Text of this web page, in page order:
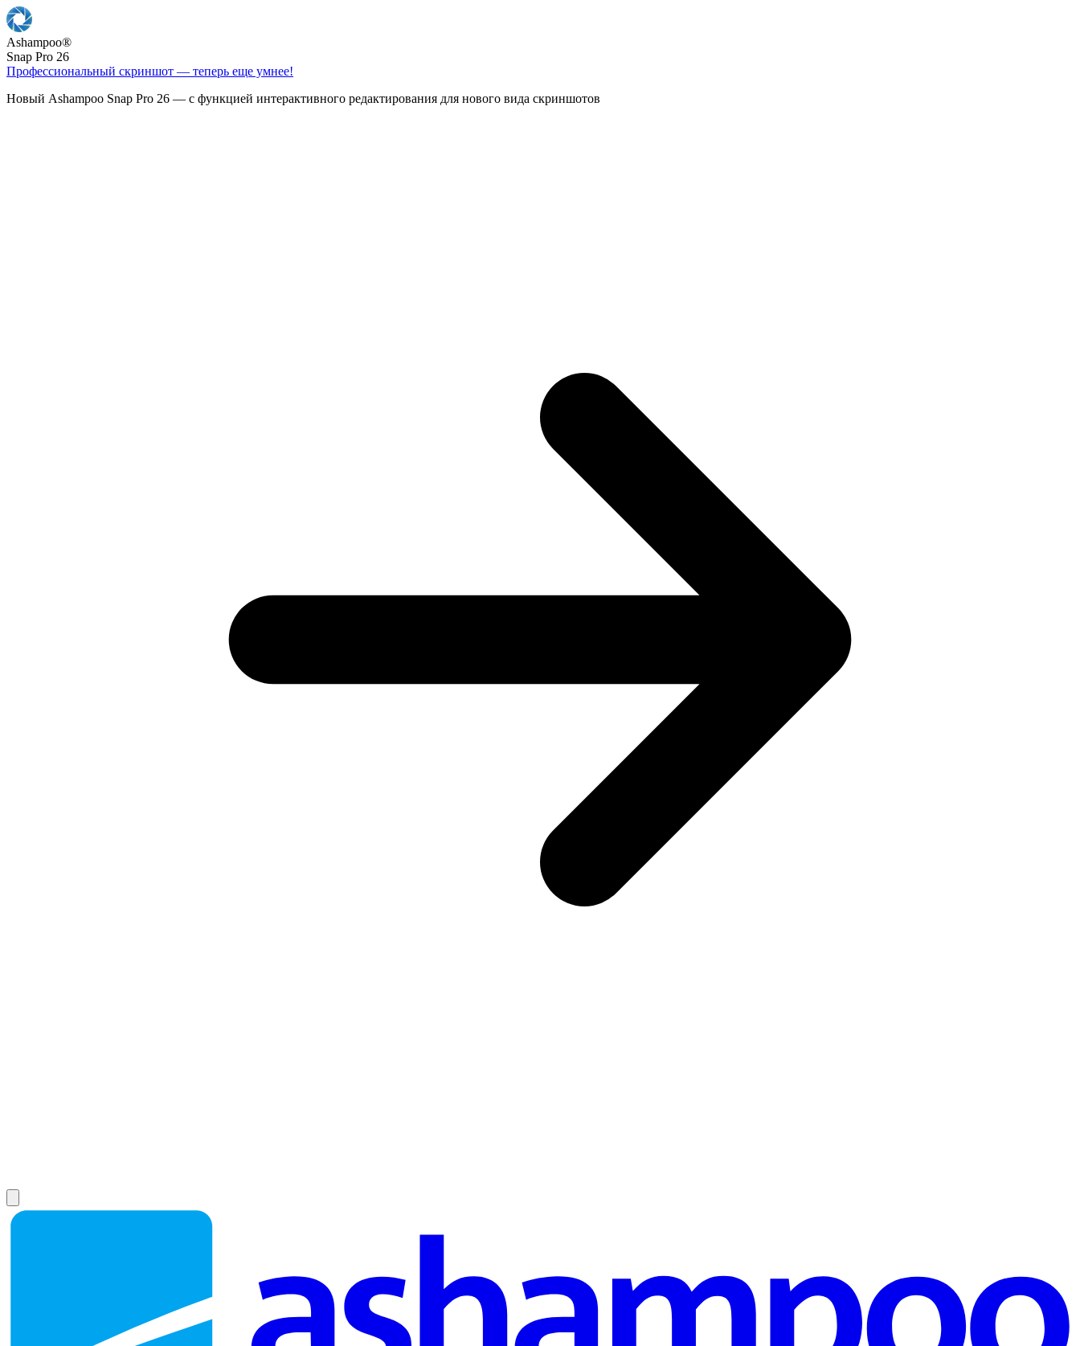
Ashampoo®
Snap Pro 26
Профессиональный скриншот — теперь еще умнее!
Новый Ashampoo Snap Pro 26 — с функцией интерактивного редактирования для нового вида скриншотов